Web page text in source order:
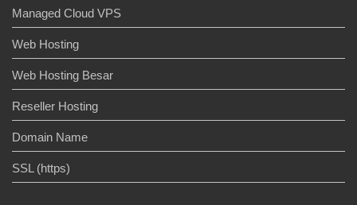
Managed Cloud VPS
Web Hosting
Web Hosting Besar
Reseller Hosting
Domain Name
SSL (https)